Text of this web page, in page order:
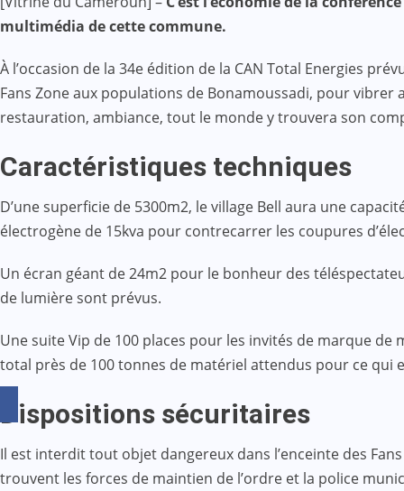
Mail
multimédia de cette commune.
À l’occasion de la 34e édition de la CAN Total Energies
Fans Zone aux populations de Bonamoussadi, pour
restauration, ambiance, tout le monde y trouvera son
Caractéristiques techniques
D’une superficie de 5300m2, le village Bell aura une
électrogène de 15kva pour contrecarrer les coupures
Un écran géant de 24m2 pour le bonheur des
de lumière sont prévus.
Une suite Vip de 100 places pour les invités de marque
total près de 100 tonnes de matériel attendus pour ce qui
Dispositions sécuritaires
Il est interdit tout objet dangereux dans l’enceinte des
trouvent les forces de maintien de l’ordre et la police